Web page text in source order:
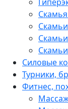
Силовые
Турники,
Фитнес,